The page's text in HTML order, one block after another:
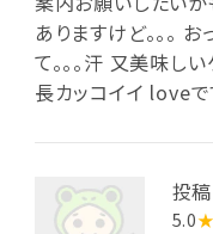
ありますけど。。。
て。。。汗 又美味
長カッコイイ loveで
投
5.0